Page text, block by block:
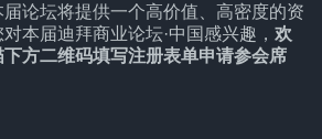
论坛将提供一个高价值、高密度的资
本届迪拜商业论坛·中国感兴趣， 欢
下方二维码填写注册表单申请参会席